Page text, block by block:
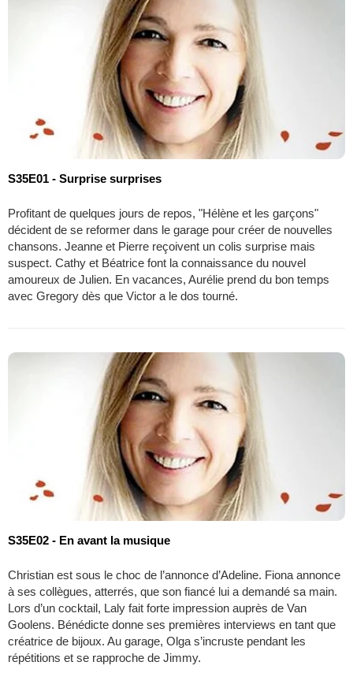
S35E01 - Surprise surprises
Profitant de quelques jours de repos, "Hélène et les garçons"
décident de se reformer dans le garage pour créer de nouvelles
chansons. Jeanne et Pierre reçoivent un colis surprise mais
suspect. Cathy et Béatrice font la connaissance du nouvel
amoureux de Julien. En vacances, Aurélie prend du bon temps
avec Gregory dès que Victor a le dos tourné.
S35E02 - En avant la musique
Christian est sous le choc de l’annonce d’Adeline. Fiona annonce
à ses collègues, atterrés, que son fiancé lui a demandé sa main.
Lors d’un cocktail, Laly fait forte impression auprès de Van
Goolens. Bénédicte donne ses premières interviews en tant que
créatrice de bijoux. Au garage, Olga s’incruste pendant les
répétitions et se rapproche de Jimmy.